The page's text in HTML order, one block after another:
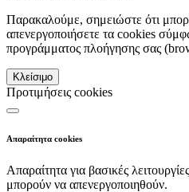
Παρακαλούμε, σημειώστε ότι
απενεργοποιήσετε τα cookies
προγράμματος πλοήγησης σας
Κλείσιμο
Προτιμήσεις cookies
Απαραίτητα cookies
Απαραίτητα για βασικές
μπορούν να απενεργοποιηθούν.